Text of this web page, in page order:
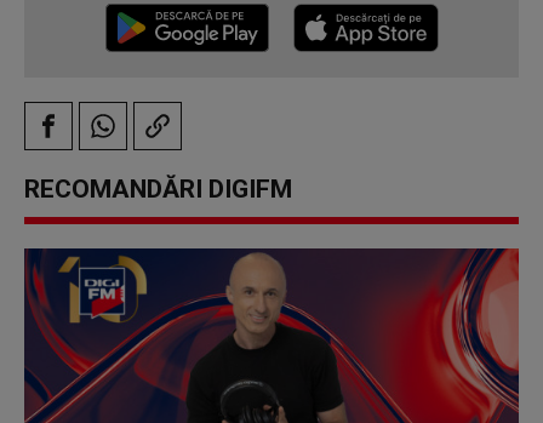
RECOMANDĂRI DIGIFM